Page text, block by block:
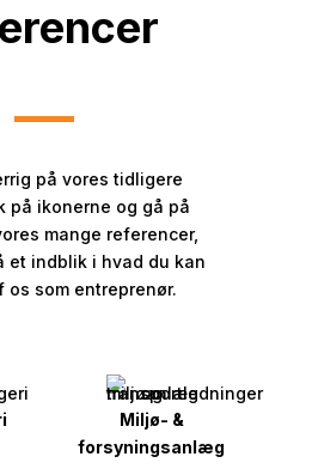
på vores tidligere
på ikonerne og gå på
mange referencer,
et indblik i hvad du kan
os som entreprenør.
Miljø- &
forsyningsanlæg